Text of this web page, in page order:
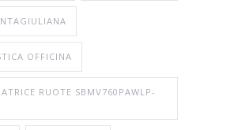
OFFICINA
RUOTE SBMV760PAWLP-